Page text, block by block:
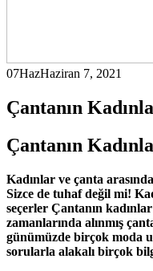
07HazHaziran 7, 2021
Çantanın
Çantanın
Kadınlar ve çanta
Sizce de tuhaf değil mi!
seçerler Çantanın
zamanlarında alınmış
günümüzde birçok moda
sorularla alakalı birçok